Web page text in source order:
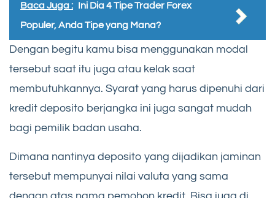
Baca Juga : Ini Dia 4 Tipe Trader Forex
Populer, Anda Tipe yang Mana?
Dengan begitu kamu bisa menggunakan modal
tersebut saat itu juga atau kelak saat
membutuhkannya. Syarat yang harus dipenuhi dari
kredit deposito berjangka ini juga sangat mudah
bagi pemilik badan usaha.
Dimana nantinya deposito yang dijadikan jaminan
tersebut mempunyai nilai valuta yang sama